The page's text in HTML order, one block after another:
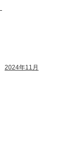
2024年11月